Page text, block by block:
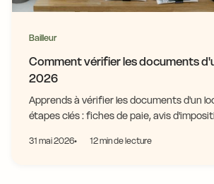
Bailleur
Comment vérifier les documents
2026
Apprends à vérifier les documents d'un
étapes clés : fiches de paie, avis
31 mai 2026 12 min de lecture